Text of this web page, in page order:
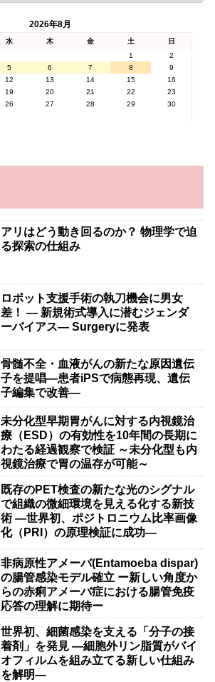
2026年8月
水 木 金 土
日
1
2
5 6 7 8
9
12 13 14 15
16
19 20 21 22
23
26 27 28 29
30
アリはどう動き回るのか？ 物理学で迫
る探索の仕組み
ロボット支援手術の執刀機会に男女
差！ — 新規術式導入に潜むジェンダ
ーバイアス— Surgeryに発表
骨髄不全・血液がんの新たな原因遺伝
子を提唱―患者iPSで病態再現、遺伝
子編集で改善―
未分化型早期胃がんに対する内視鏡治
療（ESD）の有効性を10年間の長期に
わたる経過観察で検証 ～未分化型も内
視鏡治療で胃の温存が可能～
既存のPET検査の新たな光のシグナル
で組織の微細環境を見える化する新技
術 ―世界初、ポジトロニウム比率画像
化（PRI）の原理検証に成功―
非病原性アメーバ(Entamoeba dispar)
の腸管感染モデル確立 ー新しい角度か
らの赤痢アメーバ症における腸管免疫
応答の理解に期待ー
世界初、細菌感染を支える「分子の接
着剤」を発見 ―細胞外リン脂質がバイ
オフィルムを組み立てる新しい仕組み
を解明―